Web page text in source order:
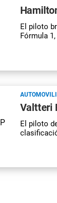
El piloto
Fórmula
Valtteri
El piloto